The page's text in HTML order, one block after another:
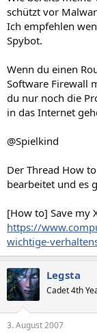
schützt vor
Ich empfehlen
Spybot.
Wenn du einen
Software Firewall
du nur noch die
in das Internet
@Spielkind
Der Thread How
bearbeitet und es
[How to] Save my
https://
wichtige-
Legsta
Cadet 4th
3. August 2007